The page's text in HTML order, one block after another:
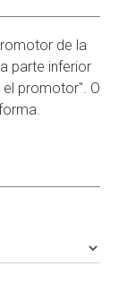
de la
parte inferior
promotor". O